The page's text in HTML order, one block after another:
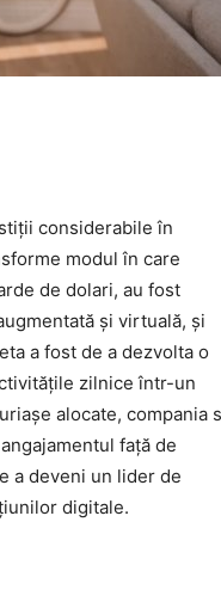
considerabile în
modul în care
de dolari, au fost
și virtuală, și
a fost de a dezvolta o
zilnice într-un
alocate, compania
față de
a deveni un lider de
digitale.